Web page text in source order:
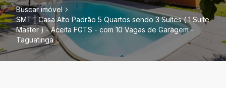
Buscar imóvel
SMT | Casa Alto Padrão 5 Quartos sendo 3 Suítes ( 1 Suíte
Master ) - Aceita FGTS - com 10 Vagas de Garagem -
Taguatinga